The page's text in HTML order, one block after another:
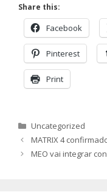
Share this:
Facebook
Pinterest
Print
Categorias
Uncategorized
MATRIX 4
MEO vai integrar